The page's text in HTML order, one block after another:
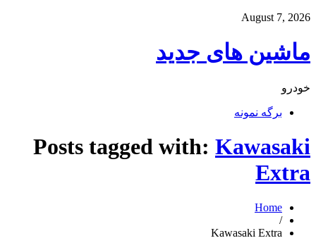
August 7, 2026
ماشین های جدید
خودرو
برگه نمونه
Posts tagged with: Kawasaki
Extra
Home
/
Kawasaki Extra